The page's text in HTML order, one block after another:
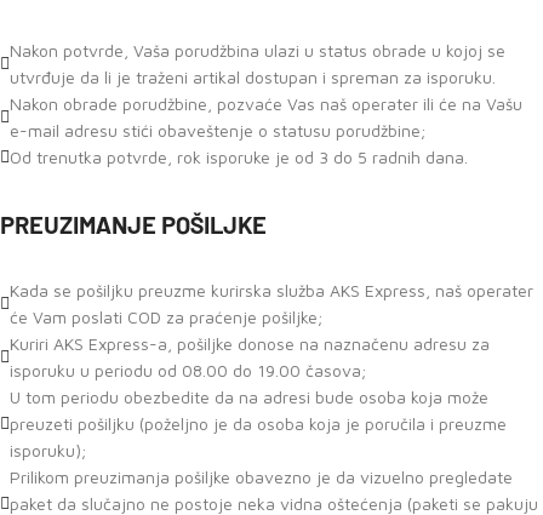
Nakon potvrde, Vaša porudžbina ulazi u status obrade u kojoj se
utvrđuje da li je traženi artikal dostupan i spreman za isporuku.
Nakon obrade porudžbine, pozvaće Vas naš operater ili će na Vašu
e-mail adresu stići obaveštenje o statusu porudžbine;
Od trenutka potvrde, rok isporuke je od 3 do 5 radnih dana.
PREUZIMANJE POŠILJKE
Kada se pošiljku preuzme kurirska služba AKS Express, naš operater
će Vam poslati COD za praćenje pošiljke;
Kuriri AKS Express-a, pošiljke donose na naznačenu adresu za
isporuku u periodu od 08.00 do 19.00 časova;
U tom periodu obezbedite da na adresi bude osoba koja može
preuzeti pošiljku (poželjno je da osoba koja je poručila i preuzme
isporuku);
Prilikom preuzimanja pošiljke obavezno je da vizuelno pregledate
paket da slučajno ne postoje neka vidna oštećenja (paketi se pakuju